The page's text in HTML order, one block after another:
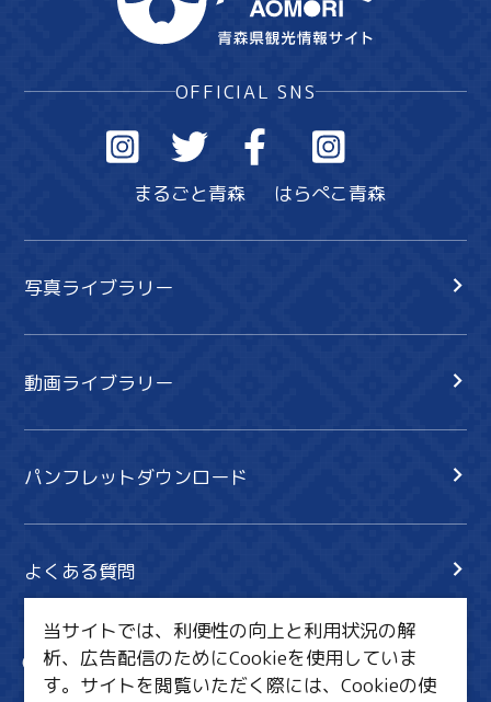
OFFICIAL SNS
まるごと青森 はらぺこ青森
写真ライブラリー
動画ライブラリー
パンフレットダウンロード
よくある質問
サイト内検索
共有
当サイトでは、利便性の向上と利用状況の解
析、広告配信のためにCookieを使用していま
す。サイトを閲覧いただく際には、Cookieの使